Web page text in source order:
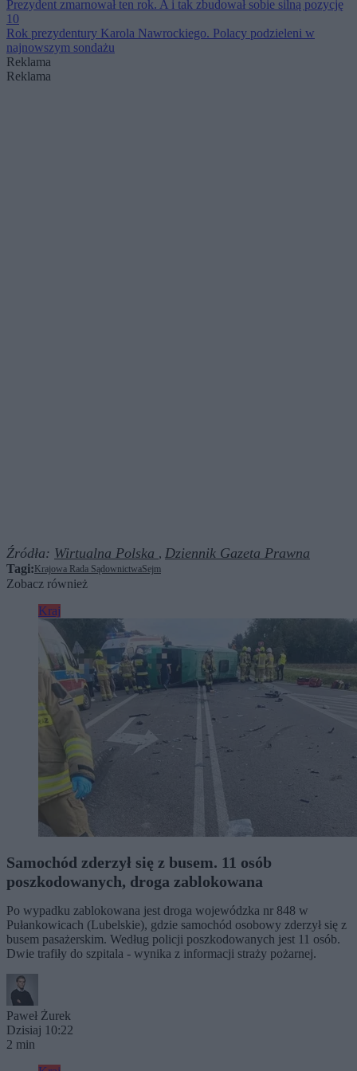
Prezydent zmarnował ten rok. A i tak zbudował sobie silną pozycję
10
Rok prezydentury Karola Nawrockiego. Polacy podzieleni w
najnowszym sondażu
Reklama
Reklama
Źródła: Wirtualna Polska , Dziennik Gazeta Prawna
Tagi: Krajowa Rada SądownictwaSejm
Zobacz również
Kraj
Samochód zderzył się z busem. 11 osób
poszkodowanych, droga zablokowana
Po wypadku zablokowana jest droga wojewódzka nr 848 w
Pułankowicach (Lubelskie), gdzie samochód osobowy zderzył się z
busem pasażerskim. Według policji poszkodowanych jest 11 osób.
Dwie trafiły do szpitala - wynika z informacji straży pożarnej.
Paweł Żurek
Dzisiaj 10:22
2 min